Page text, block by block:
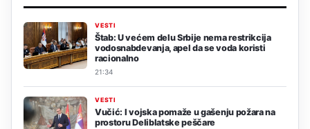
VESTI
Štab: U većem delu Srbije nema restrikcija
vodosnabdevanja, apel da se voda koristi
racionalno
21:34
VESTI
Vučić: I vojska pomaže u gašenju požara na
prostoru Deliblatske peščare